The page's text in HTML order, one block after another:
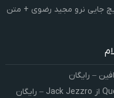
جایی نرو مجید رضوی + متن
– رایگان